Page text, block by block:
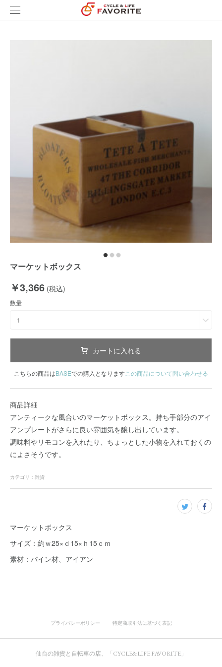
マーケットボックス
￥3,366 (税込)
数量
1
カートに入れる
こちらの商品はBASEでの購入となりますこの商品について問い合わせる
商品詳細
アンティークな風合いのマーケットボックス。持ち手部分のアイ
アンプレートがさらに良い雰囲気を醸し出しています。
調味料やリモコンを入れたり、ちょっとした小物を入れておくの
によさそうです。
カテゴリ ： 雑貨
マーケットボックス
サイズ：約ｗ25×ｄ15×ｈ15ｃｍ
素材：パイン材、アイアン
プライバシーポリシー 特定商取引法に基づく表記
仙台の雑貨と自転車の店、「CYCLE&LIFE FAVORITE」